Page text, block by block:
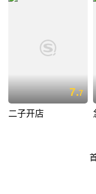
7.7
二子开店